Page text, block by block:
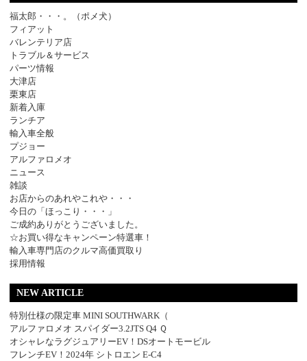
福太郎・・・。（ポメ犬）
フィアット
バレンテリア店
トラブル＆サービス
パーツ情報
大津店
栗東店
新着入庫
ランチア
輸入車全般
プジョー
アルファロメオ
ニュース
雑談
お店からのあれやこれや・・・
今日の「ほっこり・・・」
ご成約ありがとうございました。
☆お買い得なキャンペーン特選車！
輸入車専門店のクルマ高価買取り
採用情報
NEW ARTICLE
特別仕様の限定車 MINI SOUTHWARK（
アルファロメオ スパイダー3.2JTS Q4 Ｑ
オシャレなラグジュアリーEV！DSオートモービル
フレンチEV！2024年 シトロエン E-C4